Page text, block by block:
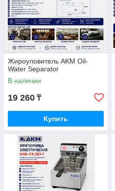
Жироуловитель AKM Oil-
Water Separator
В наличии
19 260 ₸
Купить